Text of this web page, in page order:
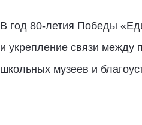
В год 80-летия Победы
и укрепление связи между
школьных музеев и